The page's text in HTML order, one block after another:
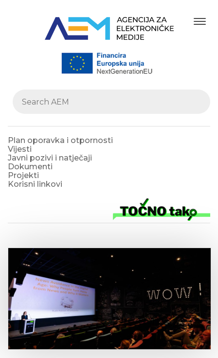
Plan oporavka i otpornosti
Vijesti
Javni pozivi i natječaji
Dokumenti
Projekti
Korisni linkovi